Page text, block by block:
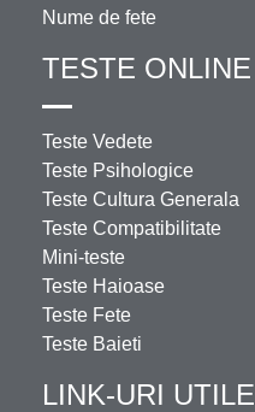
Nume de fete
TESTE ONLINE
Teste Vedete
Teste Psihologice
Teste Cultura Generala
Teste Compatibilitate
Mini-teste
Teste Haioase
Teste Fete
Teste Baieti
LINK-URI UTILE